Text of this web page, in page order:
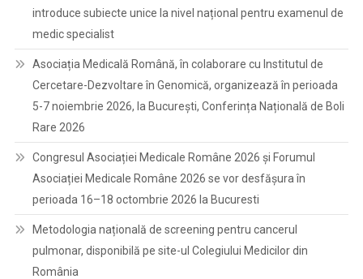
introduce subiecte unice la nivel național pentru examenul de
medic specialist
Asociația Medicală Română, în colaborare cu Institutul de
Cercetare-Dezvoltare în Genomică, organizează în perioada
5-7 noiembrie 2026, la București, Conferința Națională de Boli
Rare 2026
Congresul Asociației Medicale Române 2026 și Forumul
Asociației Medicale Române 2026 se vor desfășura în
perioada 16–18 octombrie 2026 la Bucuresti
Metodologia națională de screening pentru cancerul
pulmonar, disponibilă pe site-ul Colegiului Medicilor din
România